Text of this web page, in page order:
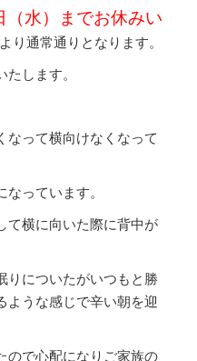
（水）までお休みい
り通常通りとなります。
します。
なって横向けなくなって
っています。
て横に向いた際に背中が
りについたがいつもと勝
ような感じで辛い朝を迎
ので心配になりご家族の